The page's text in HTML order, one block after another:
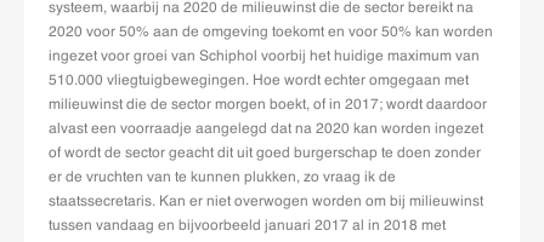
systeem, waarbij na 2020 de milieuwinst die de sector bereikt na
2020 voor 50% aan de omgeving toekomt en voor 50% kan worden
ingezet voor groei van Schiphol voorbij het huidige maximum van
510.000 vliegtuigbewegingen. Hoe wordt echter omgegaan met
milieuwinst die de sector morgen boekt, of in 2017; wordt daardoor
alvast een voorraadje aangelegd dat na 2020 kan worden ingezet
of wordt de sector geacht dit uit goed burgerschap te doen zonder
er de vruchten van te kunnen plukken, zo vraag ik de
staatssecretaris. Kan er niet overwogen worden om bij milieuwinst
tussen vandaag en bijvoorbeeld januari 2017 al in 2018 met